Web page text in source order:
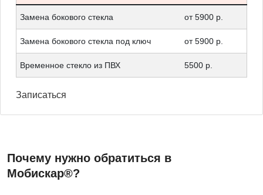
Замена бокового стекла от 5900 р.
Замена бокового стекла под ключ от 5900 р.
Временное стекло из ПВХ 5500 р.
Записаться
Почему нужно обратиться в
Мобискар®?